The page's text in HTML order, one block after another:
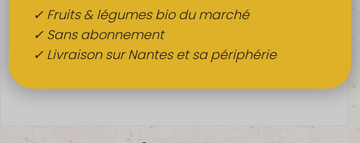
Épices
Boissons
QUI SOMMES-NOUS ?
✓ Fruits & légumes bio du marché
✓ Sans abonnement
✓ Livraison sur Nantes et sa périphérie